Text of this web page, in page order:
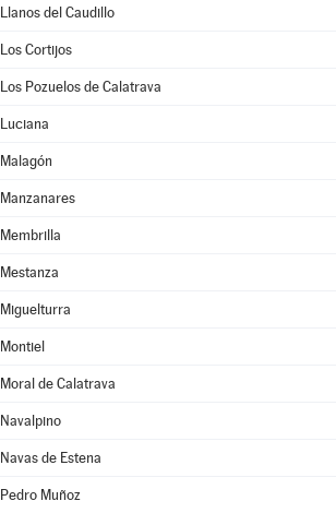
Llanos del Caudillo
Los Cortijos
Los Pozuelos de Calatrava
Luciana
Malagón
Manzanares
Membrilla
Mestanza
Miguelturra
Montiel
Moral de Calatrava
Navalpino
Navas de Estena
Pedro Muñoz